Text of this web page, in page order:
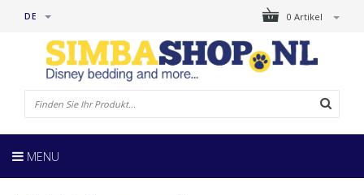
0 Artikel
DE
MENU